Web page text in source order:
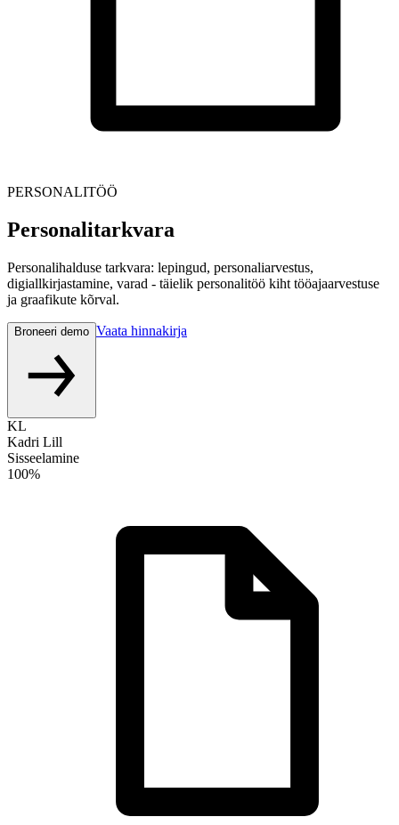
PERSONALITÖÖ
Personalitarkvara
Personalihalduse tarkvara: lepingud, personaliarvestus,
digiallkirjastamine, varad - täielik personalitöö kiht tööajaarvestuse
ja graafikute kõrval.
Broneeri demo Vaata hinnakirja
KL
Kadri Lill
Sisseelamine
100%